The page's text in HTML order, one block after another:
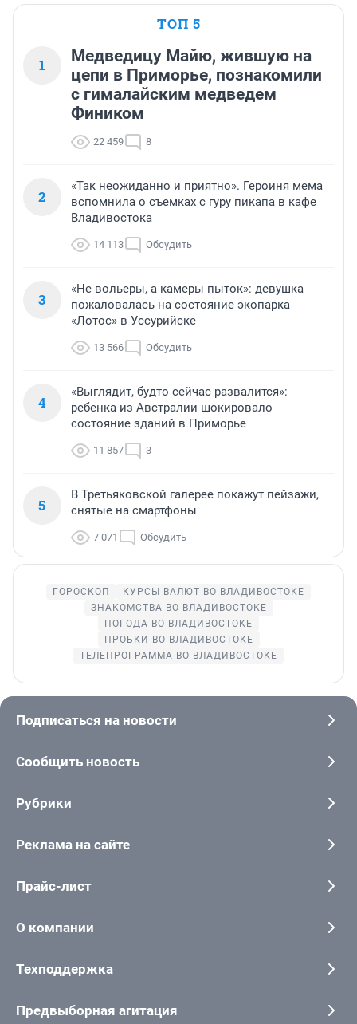
ТОП 5
1
Медведицу Майю, жившую на
цепи в Приморье, познакомили
с гималайским медведем
Фиником
22 459 8
2
«Так неожиданно и приятно». Героиня мема
вспомнила о съемках с гуру пикапа в кафе
Владивостока
14 113 Обсудить
3
«Не вольеры, а камеры пыток»: девушка
пожаловалась на состояние экопарка
«Лотос» в Уссурийске
13 566 Обсудить
4
«Выглядит, будто сейчас развалится»:
ребенка из Австралии шокировало
состояние зданий в Приморье
11 857 3
5
В Третьяковской галерее покажут пейзажи,
снятые на смартфоны
7 071 Обсудить
ГОРОСКОП
КУРСЫ ВАЛЮТ ВО ВЛАДИВОСТОКЕ
ЗНАКОМСТВА ВО ВЛАДИВОСТОКЕ
ПОГОДА ВО ВЛАДИВОСТОКЕ
ПРОБКИ ВО ВЛАДИВОСТОКЕ
ТЕЛЕПРОГРАММА ВО ВЛАДИВОСТОКЕ
Подписаться на новости
Сообщить новость
Рубрики
Реклама на сайте
Прайс-лист
О компании
Техподдержка
Предвыборная агитация